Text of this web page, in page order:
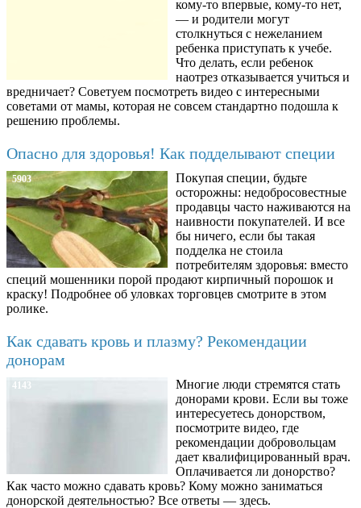
кому-то впервые, кому-то нет,
— и родители могут
столкнуться с нежеланием
ребенка приступать к учебе.
Что делать, если ребенок
наотрез отказывается учиться и
вредничает? Советуем посмотреть видео с интересными
советами от мамы, которая не совсем стандартно подошла к
решению проблемы.
Опасно для здоровья! Как подделывают специи
5903
Покупая специи, будьте
осторожны: недобросовестные
продавцы часто наживаются на
наивности покупателей. И все
бы ничего, если бы такая
подделка не стоила
потребителям здоровья: вместо
специй мошенники порой продают кирпичный порошок и
краску! Подробнее об уловках торговцев смотрите в этом
ролике.
Как сдавать кровь и плазму? Рекомендации
донорам
4143
Многие люди стремятся стать
донорами крови. Если вы тоже
интересуетесь донорством,
посмотрите видео, где
рекомендации добровольцам
дает квалифицированный врач.
Оплачивается ли донорство?
Как часто можно сдавать кровь? Кому можно заниматься
донорской деятельностью? Все ответы — здесь.